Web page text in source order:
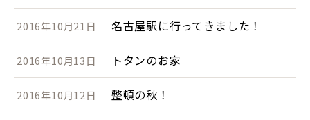
2016年10月21日 名古屋駅に行ってきました！
2016年10月13日 トタンのお家
2016年10月12日 整頓の秋！